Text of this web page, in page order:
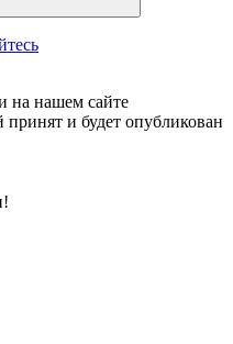
на нашем сайте
и будет опубликован